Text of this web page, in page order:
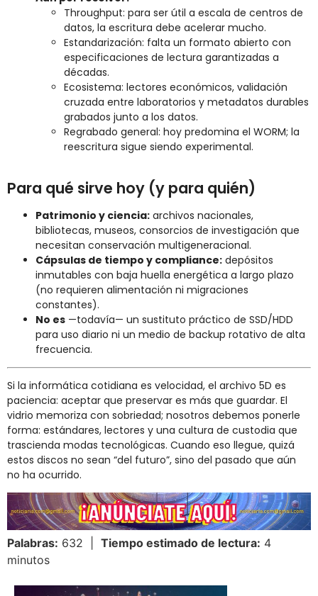
Throughput: para ser útil a escala de centros de
datos, la escritura debe acelerar mucho.
Estandarización: falta un formato abierto con
especificaciones de lectura garantizadas a
décadas.
Ecosistema: lectores económicos, validación
cruzada entre laboratorios y metadatos durables
grabados junto a los datos.
Regrabado general: hoy predomina el WORM; la
reescritura sigue siendo experimental.
Para qué sirve hoy (y para quién)
Patrimonio y ciencia: archivos nacionales,
bibliotecas, museos, consorcios de investigación que
necesitan conservación multigeneracional.
Cápsulas de tiempo y compliance: depósitos
inmutables con baja huella energética a largo plazo
(no requieren alimentación ni migraciones
constantes).
No es —todavía— un sustituto práctico de SSD/HDD
para uso diario ni un medio de backup rotativo de alta
frecuencia.
Si la informática cotidiana es velocidad, el archivo 5D es
paciencia: aceptar que preservar es más que guardar. El
vidrio memoriza con sobriedad; nosotros debemos ponerle
forma: estándares, lectores y una cultura de custodia que
trascienda modas tecnológicas. Cuando eso llegue, quizá
estos discos no sean “del futuro”, sino del pasado que aún
no ha ocurrido.
Palabras: 632 | Tiempo estimado de lectura: 4
minutos